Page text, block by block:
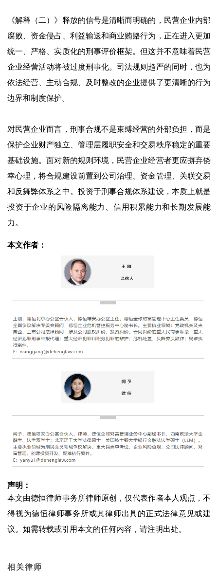
《解释（二）》释放的信号是清晰而明确的，民营企业内部
腐败、资金侵占、利益输送和商业贿赂行为，正在进入更加
统一、严格、实质化的刑事评价框架。但这并不意味着民营
企业经营活动将被过度刑事化。司法规则趋严的同时，也为
依法经营、主动合规、及时整改的企业提供了更清晰的行为
边界和制度保护。
对民营企业而言，刑事合规不是束缚经营的外部负担，而是
保护企业财产独立、管理层履职安全和交易秩序稳定的重要
基础设施。面对新的规则环境，民营企业经营者更应摒弃侥
幸心理，将合规建设前置到公司治理、资金管理、关联交易
和反舞弊体系之中。投资于刑事合规体系建设，本质上就是
投资于企业的风险隔离能力、信用积累能力和长期发展能
力。
本文作者：
声明：
本文由德恒律师事务所律师原创，仅代表作者本人观点，不
得视为德恒律师事务所或其律师出具的正式法律意见或建
议。如需转载或引用本文的任何内容，请注明出处。
相关律师